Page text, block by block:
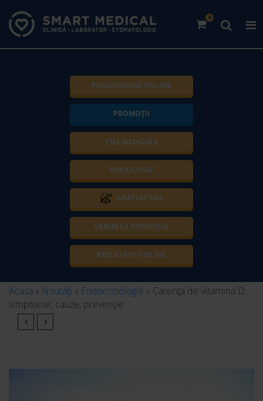
0
PROGRAMARE ONLINE
PROMOȚII
FIȘE MEDICALE
ONCOLOGIE
GRATUIT CAS
VENIM LA DOMICILIU
REZULTATE ONLINE
Acasa » Noutăți » Endocrinologie » Carența de vitamina D:
simptome, cauze, prevenție